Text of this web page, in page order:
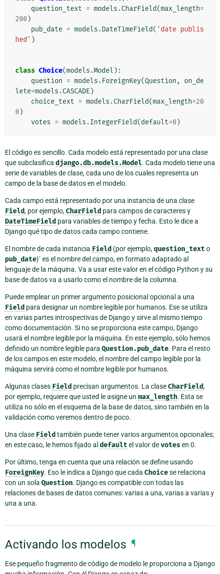
question_text = models .CharField(max_length=
200)
pub_date = models .DateTimeField( 'date publis
hed' )
class Choice(models .Model ):
question = models . ForeignKey(Question ,
on_de
lete=models .CASCADE)
choice_text = models .CharField(max_length=20
0)
votes = models .IntegerField(default=0)
El código es sencillo. Cada modelo está representado por una clase
que subclasifica django.db.models.Model. Cada modelo tiene una
serie de variables de clase, cada uno de los cuales representa un
campo de la base de datos en el modelo.
Cada campo está representado por una instancia de una clase
Field, por ejemplo,CharField para campos de caracteres y
DateTimeField para variables de tiempo y fecha. Esto le dice a
Django qué tipo de datos cada campo contiene.
El nombre de cada instancia Field (por ejemplo,question_texto
pub_date)` es el nombre del campo, en formato adaptado al
lenguaje de la máquina. Va a usar este valor en el código Python y su
base de datos va a usarlo como el nombre de la columna.
Puede emplear un primer argumento posicional opcional a una
Field para designar un nombre legible por humanos. Ese se utiliza
en varias partes introspectivas de Django y sirve al mismo tiempo
como documentación. Si no se proporciona este campo, Django
usará el nombre legible por la máquina. En este ejemplo, sólo hemos
definido un nombre legible para Question.pub_date. Para el resto
de los campos en este modelo, el nombre del campo legible por la
máquina servirá como el nombre legible por humanos.
Algunas clases Field precisan argumentos. La claseCharField,
por ejemplo, requiere que usted le asigne un max_length. Esta se
utiliza no sólo en el esquema de la base de datos, sino también en la
validación como veremos dentro de poco.
Una clase Field también puede tener varios argumentos opcionales;
en este caso, le hemos fijado al defaultel valor devotesen 0.
Por último, tenga en cuenta que una relación se define usando
ForeignKey. Eso le indica a Django que cada Choicese relaciona
con un sola Question. Django es compatible con todas las
relaciones de bases de datos comunes: varias a una, varias a varias y
una a una.
Activando los modelos ¶
Ese pequeño fragmento de código de modelo le proporciona a Django